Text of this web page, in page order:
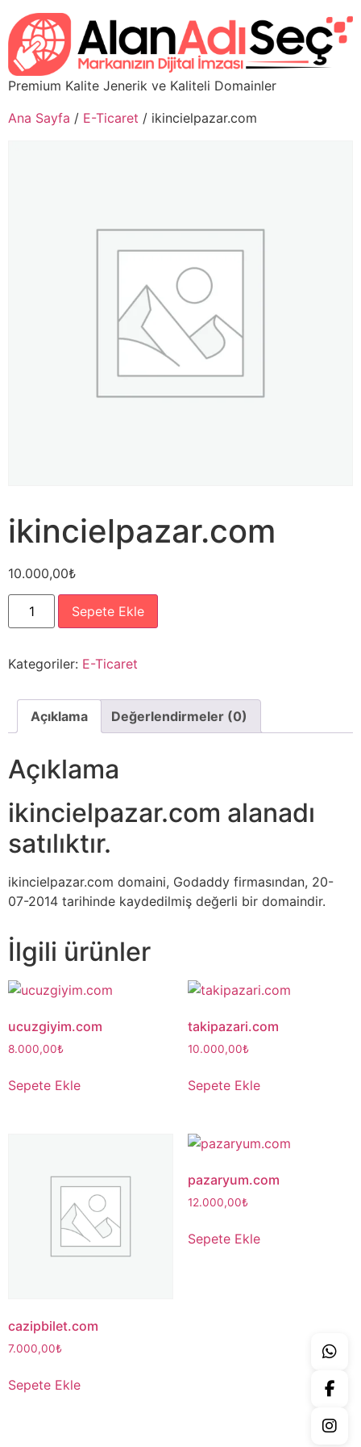
Premium Kalite Jenerik ve Kaliteli Domainler
Ana Sayfa / E-Ticaret / ikincielpazar.com
ikincielpazar.com
10.000,00₺
Sepete Ekle
Kategoriler: E-Ticaret
Açıklama Değerlendirmeler (0)
Açıklama
ikincielpazar.com alanadı
satılıktır.
ikincielpazar.com domaini, Godaddy firmasından, 20-
07-2014 tarihinde kaydedilmiş değerli bir domaindir.
İlgili ürünler
ucuzgiyim.com
8.000,00₺
Sepete Ekle
takipazari.com
10.000,00₺
Sepete Ekle
cazipbilet.com
7.000,00₺
Sepete Ekle
pazaryum.com
12.000,00₺
Sepete Ekle